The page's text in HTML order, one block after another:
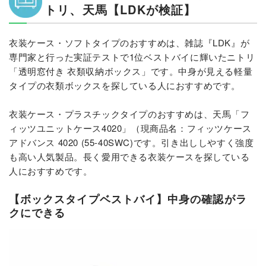
トリ、天馬【LDKが検証】
衣装ケース・ソフトタイプのおすすめは、雑誌『LDK』が
専門家と行った実証テストで1位ベストバイに輝いたニトリ
「透明窓付き 衣類収納ボックス」です。中身が見える軽量
タイプの衣類ボックスを探している人におすすめです。
衣装ケース・プラスチックタイプのおすすめは、天馬「フ
ィッツユニットケース4020」（現商品名：フィッツケース
アドバンス 4020 (55-40SWC)です。引き出ししやすく強度
も高い人気製品。長く愛用できる衣装ケースを探している
人におすすめです。
【ボックスタイプベストバイ】中身の確認がラ
クにできる